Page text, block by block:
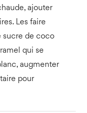
ajouter
Les faire
sucre de coco
qui se
augmenter
pour